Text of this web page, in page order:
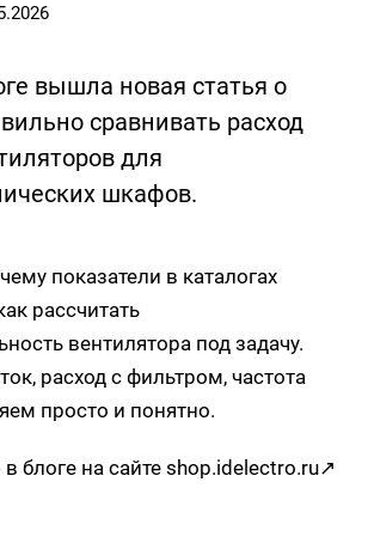
вышла новая статья о
сравнивать расход
для
шкафов.
показатели в каталогах
рассчитать
вентилятора под задачу.
расход с фильтром, частота
просто и понятно.
блоге на сайте shop.idelectro.ru↗